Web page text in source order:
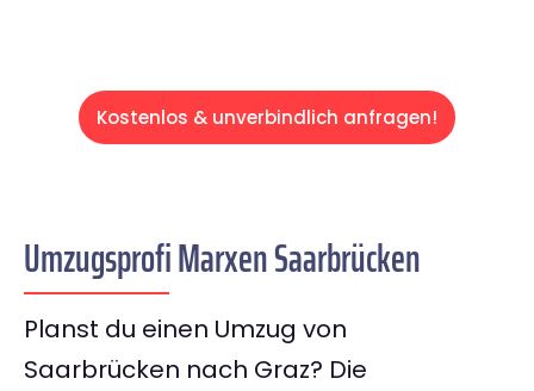
Kostenlos & unverbindlich anfragen!
Umzugsprofi Marxen Saarbrücken
Planst du einen Umzug von
Saarbrücken nach Graz? Die